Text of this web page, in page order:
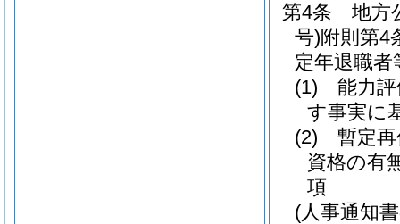
第4条
地方
号)附則第4
定年退職
(1)
能力
す事実に
(2)
暫定
資格の有
項
(人事通知